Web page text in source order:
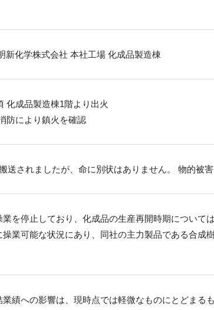
新化学株式会社 本社工場 化成品製造棟
化成品製造棟1階より出火
防により鎮火を確認
送されましたが、命に別状はありません。 物的被害
を停止しており、化成品の生産再開時期については
業可能な状況にあり、同社の主力製品である合成
績への影響は、現時点では軽微なものにとどまる